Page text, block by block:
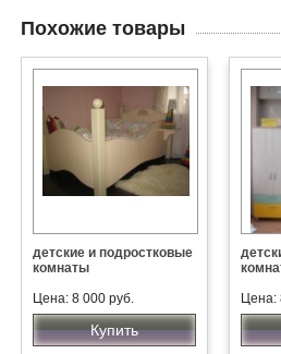
Похожие товары
детские и подростковые
комнаты
Цена: 8 000 руб.
Купить
Цена: